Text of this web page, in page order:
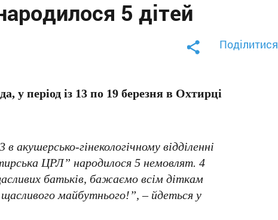
5 дітей
Поділитися
у період із 13 по 19 березня в Охтирці
акушерсько-гінекологічному відділенні
ЦРЛ” народилося 5 немовлят. 4
батьків, бажаємо всім діткам
майбутнього!”, – йдеться у